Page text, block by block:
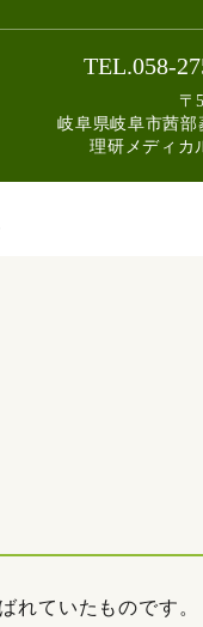
TEL.058-
〒
岐阜県岐阜市茜部
理研メディカ
れていたものです。